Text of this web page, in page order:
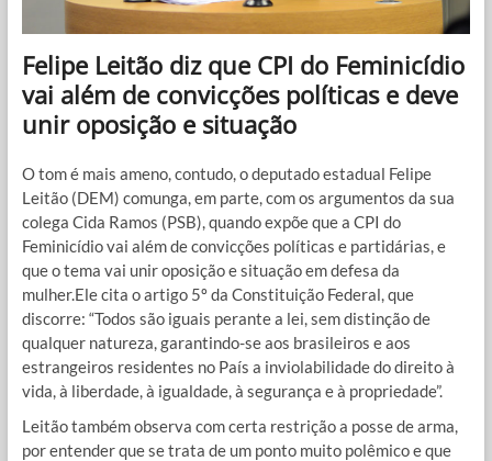
Felipe Leitão diz que CPI do Feminicídio
vai além de convicções políticas e deve
unir oposição e situação
O tom é mais ameno, contudo, o deputado estadual Felipe
Leitão (DEM) comunga, em parte, com os argumentos da sua
colega Cida Ramos (PSB), quando expõe que a CPI do
Feminicídio vai além de convicções políticas e partidárias, e
que o tema vai unir oposição e situação em defesa da
mulher.Ele cita o artigo 5º da Constituição Federal, que
discorre: “Todos são iguais perante a lei, sem distinção de
qualquer natureza, garantindo-se aos brasileiros e aos
estrangeiros residentes no País a inviolabilidade do direito à
vida, à liberdade, à igualdade, à segurança e à propriedade”.
Leitão também observa com certa restrição a posse de arma,
por entender que se trata de um ponto muito polêmico e que